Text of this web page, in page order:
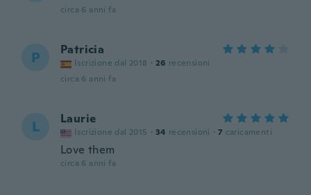
circa 6 anni fa
P Patricia
Iscrizione dal 2018 · 26 recensioni
circa 6 anni fa
L Laurie
Iscrizione dal 2015 · 34 recensioni · 7 caricamenti
Love them
circa 6 anni fa